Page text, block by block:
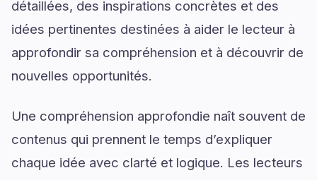
détaillées, des inspirations concrètes et des
idées pertinentes destinées à aider le lecteur à
approfondir sa compréhension et à découvrir de
nouvelles opportunités.
Une compréhension approfondie naît souvent de
contenus qui prennent le temps d’expliquer
chaque idée avec clarté et logique. Les lecteurs